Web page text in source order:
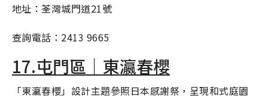
地址：荃灣城門道21號
查詢電話：2413 9665
17.屯門區｜東瀛春櫻
「東瀛春櫻」設計主題參照日本感謝祭，呈現和式庭園